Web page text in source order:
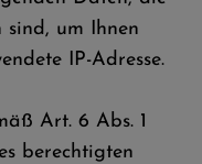
um Ihnen
IP-Adresse.
Art. 6 Abs. 1
berechtigten